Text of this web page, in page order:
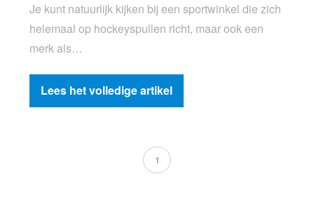
Je kunt natuurlijk kijken bij een sportwinkel die zich
helemaal op hockeyspullen richt, maar ook een
merk als…
Lees het volledige artikel
1